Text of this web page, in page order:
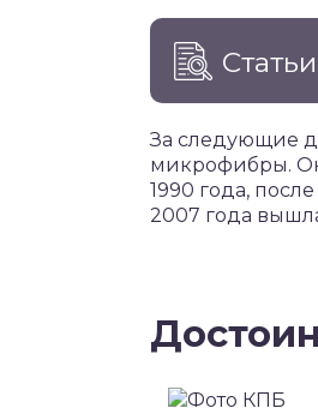
За следующие
микрофибры.
1990 года,
2007 года